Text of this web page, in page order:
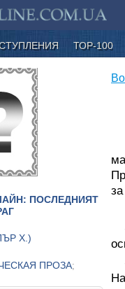
ТОР-100
ПОСЛЕДНИЯТ
Х. )
ПРОЗА;